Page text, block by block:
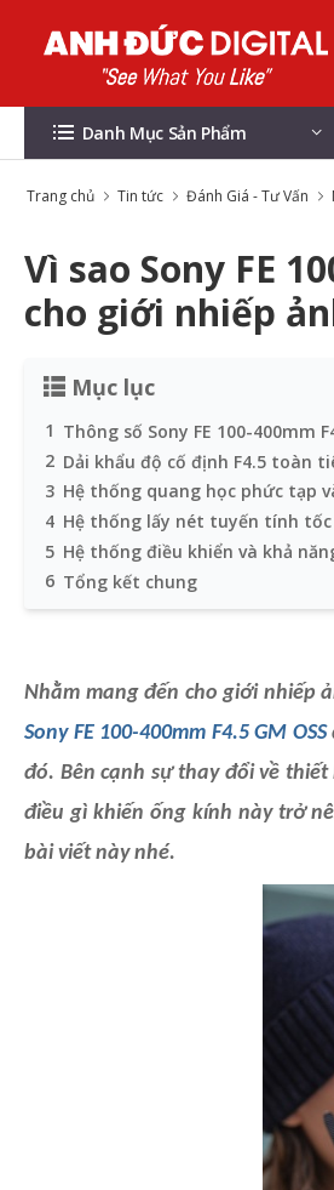
Danh Mục Sản Phẩm
Trang chủ Tin tức Đánh Giá - Tư Vấn
Vì sao Sony FE
cho giới nhiếp
Mục lục
1 Thông số Sony FE 100-400mm
2 Dải khẩu độ cố định F4.5 toàn
3 Hệ thống quang học phức tạp
4 Hệ thống lấy nét tuyến tính tốc
5 Hệ thống điều khiển và khả
6 Tổng kết chung
Nhằm mang đến cho giới nhiếp
Sony FE 100-400mm F4.5 GM OSS
đó. Bên cạnh sự thay đổi về
điều gì khiến ống kính này trở
bài viết này nhé.